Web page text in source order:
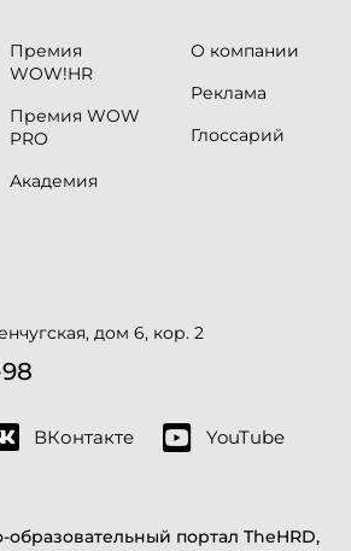
портал TheHRD,
Премия
WOW!HR
Премия WOW
PRO
Академия
О компании
Реклама
Глоссарий
дом 6, кор. 2
ВКонтакте YouTube